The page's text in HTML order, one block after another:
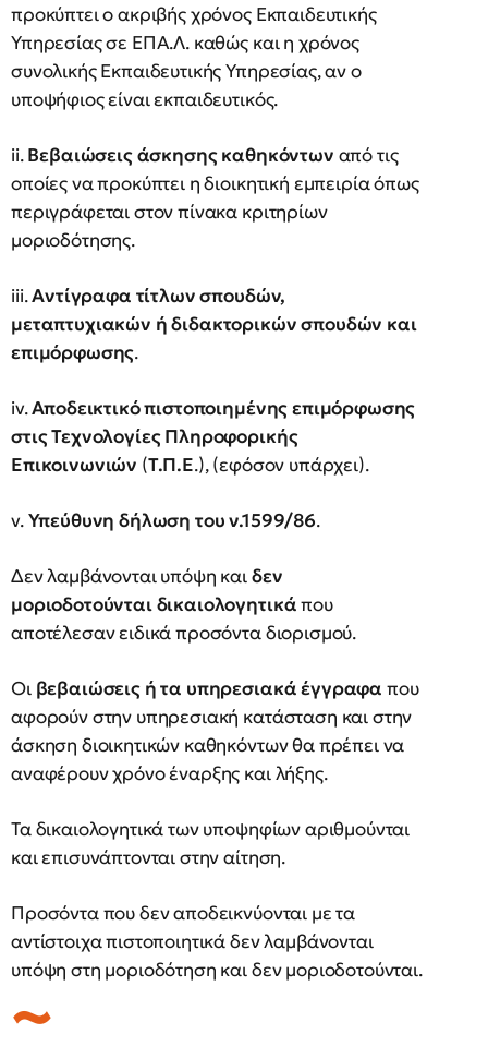
προκύπτει ο ακριβής χρόνος Εκπαιδευτικής
Υπηρεσίας σε ΕΠΑ.Λ. καθώς και η χρόνος
συνολικής Εκπαιδευτικής Υπηρεσίας, αν ο
υποψήφιος είναι εκπαιδευτικός.
ii.Βεβαιώσεις άσκησης καθηκόντων από τις
οποίες να προκύπτει η διοικητική εμπειρία όπως
περιγράφεται στον πίνακα κριτηρίων
μοριοδότησης.
iii.Αντίγραφα τίτλων σπουδών,
μεταπτυχιακών ή διδακτορικών σπουδών και
επιμόρφωσης.
iv.Αποδεικτικό πιστοποιημένης επιμόρφωσης
στις Τεχνολογίες Πληροφορικής
Επικοινωνιών (Τ.Π.Ε.), (εφόσον υπάρχει).
v.Υπεύθυνη δήλωση του ν.1599/86.
Δεν λαμβάνονται υπόψη καιδεν
μοριοδοτούνται δικαιολογητικάπου
αποτέλεσαν ειδικά προσόντα διορισμού.
Οι βεβαιώσεις ή τα υπηρεσιακά έγγραφα που
αφορούν στην υπηρεσιακή κατάσταση και στην
άσκηση διοικητικών καθηκόντων θα πρέπει να
αναφέρουν χρόνο έναρξης και λήξης.
Τα δικαιολογητικά των υποψηφίων αριθμούνται
και επισυνάπτονται στην αίτηση.
Προσόντα που δεν αποδεικνύονται με τα
αντίστοιχα πιστοποιητικά δεν λαμβάνονται
υπόψη στη μοριοδότηση και δεν μοριοδοτούνται.